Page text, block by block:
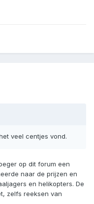
veel centjes vond.
op dit forum een
naar de prijzen en
en helikopters. De
zelfs reeksen van